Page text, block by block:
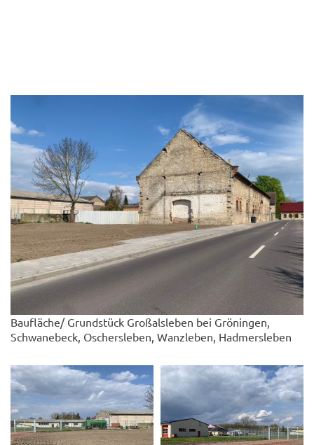
Baufläche/ Grundstück Großalsleben bei Gröningen,
Schwanebeck, Oschersleben, Wanzleben, Hadmersleben